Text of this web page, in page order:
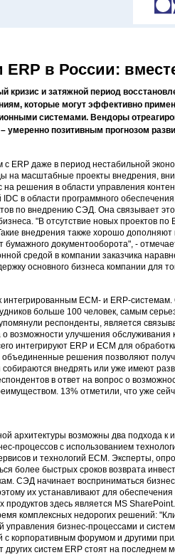
ERP в России:
кризис и затяжной период
которые могут эффективно
системами. Вендоры
умеренно позитивным прогнозом
с ERP даже в период нестабильной
на масштабные проекты внедрения,
на решения в области управления
IDC в области программного
по внедрению СЭД. Она связывает
"В отсутствие новых проектов по
внедрения также хорошо
бумажного документооборота", -
средой в компании заказчика
основного бизнеса компании для
интегрированным ECM- и ERP-
больше 100 человек, самым
респонденты, является
возможности улучшения обслуживания
интегрируют ERP и ECM для
решения позволяют
собираются внедрять или уже имеют
в ответ на вопрос о
13% отметили, что уже
архитектуры возможны два подхода к
процессов с использованием
и технологий ECM. Эксперты,
более быстрых сроков возврата
СЭД начинает восприниматься
их устанавливают для
здесь является MS SharePoint.
комплексных недорогих решений:
управления бизнес-процессами и
корпоративным форумом и другими
систем ERP стоят на последнем